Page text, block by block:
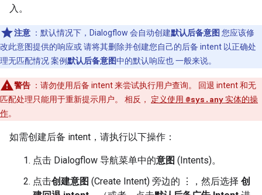
入。
注意 ：默认情况下，Dialogflow 会自动创建默认后备意图 您应该修
改此意图提供的响应或 请将其删除并创建您自己的后备 intent 以正确处
理无匹配情况 案例默认后备意图中的默认响应也 一般来说。
警告 ：请勿使用后备 intent 来尝试执行用户查询。 回退 intent 和无
匹配处理只能用于重新提示用户。 相反， 定义使用 @sys.any 实体的操
作。
如需创建后备 intent，请执行以下操作：
点击 Dialogflow 导航菜单中的意图 (Intents)。
点击创建意图 (Create Intent) 旁边的 ⋮，然后选择 创